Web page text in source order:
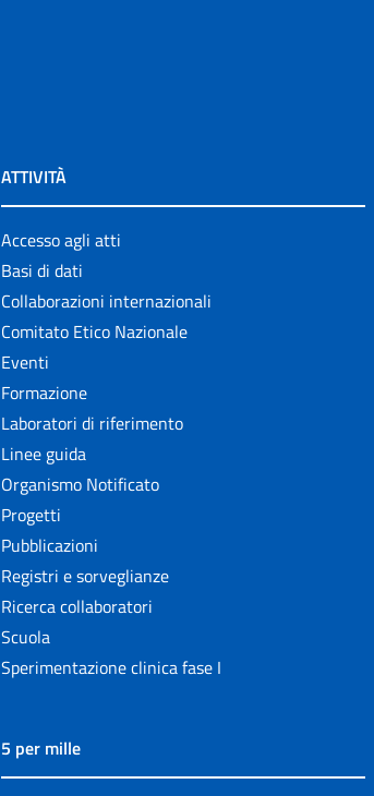
ATTIVITÀ
Accesso agli atti
Basi di dati
Collaborazioni internazionali
Comitato Etico Nazionale
Eventi
Formazione
Laboratori di riferimento
Linee guida
Organismo Notificato
Progetti
Pubblicazioni
Registri e sorveglianze
Ricerca collaboratori
Scuola
Sperimentazione clinica fase I
5 per mille